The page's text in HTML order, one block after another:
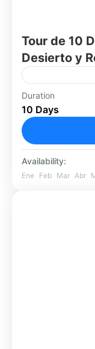
Tour de 10
Desierto y
Embárcate
hasta el
días desde
históricas,
Tánger
Fácil
1 Person
Duration
10 Days
Availability:
Ene Feb Mar Abr